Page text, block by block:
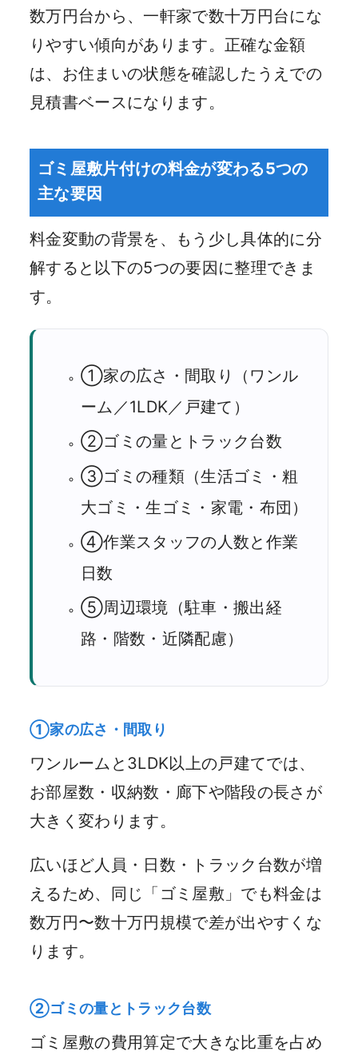
数万円台から、一軒家で数十万円台にな
りやすい傾向があります。正確な金額
は、お住まいの状態を確認したうえでの
見積書ベースになります。
ゴミ屋敷片付けの料金が変わる5つの
主な要因
料金変動の背景を、もう少し具体的に分
解すると以下の5つの要因に整理できま
す。
①家の広さ・間取り（ワンル
ーム／1LDK／戸建て）
②ゴミの量とトラック台数
③ゴミの種類（生活ゴミ・粗
大ゴミ・生ゴミ・家電・布団）
④作業スタッフの人数と作業
日数
⑤周辺環境（駐車・搬出経
路・階数・近隣配慮）
①家の広さ・間取り
ワンルームと3LDK以上の戸建てでは、
お部屋数・収納数・廊下や階段の長さが
大きく変わります。
広いほど人員・日数・トラック台数が増
えるため、同じ「ゴミ屋敷」でも料金は
数万円〜数十万円規模で差が出やすくな
ります。
②ゴミの量とトラック台数
ゴミ屋敷の費用算定で大きな比重を占め